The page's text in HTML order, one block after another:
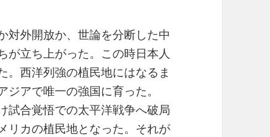
対外開放か、世論を分断した中
が立ち上がった。この時日本人
。西洋列強の植民地にはなるま
アで唯一の強国に育った。
試合覚悟での太平洋戦争へ破局
リカの植民地となった。それが